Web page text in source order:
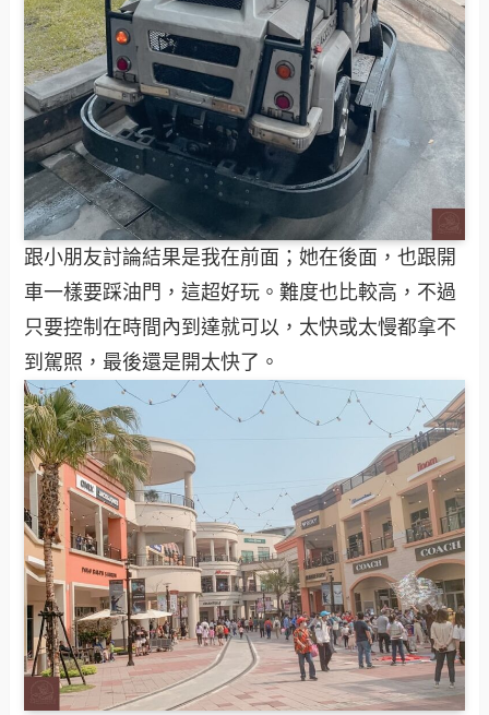
跟小朋友討論結果是我在前面；她在後面，也跟開
車一樣要踩油門，這超好玩。難度也比較高，不過
只要控制在時間內到達就可以，太快或太慢都拿不
到駕照，最後還是開太快了。